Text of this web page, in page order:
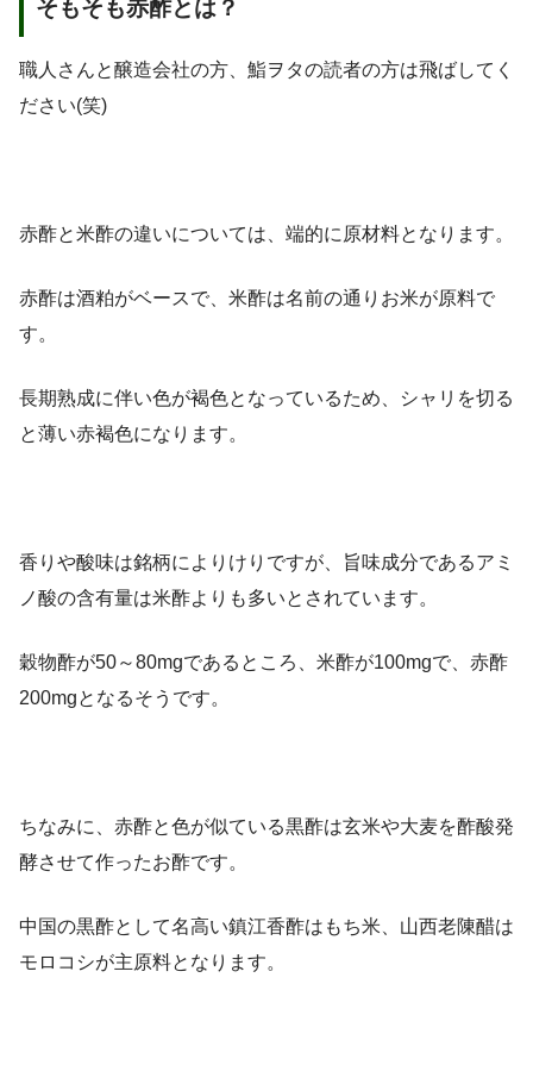
そもそも赤酢とは？
職人さんと醸造会社の方、鮨ヲタの読者の方は飛ばしてく
ださい(笑)
赤酢と米酢の違いについては、端的に原材料となります。
赤酢は酒粕がベースで、米酢は名前の通りお米が原料で
す。
長期熟成に伴い色が褐色となっているため、シャリを切る
と薄い赤褐色になります。
香りや酸味は銘柄によりけりですが、旨味成分であるアミ
ノ酸の含有量は米酢よりも多いとされています。
穀物酢が50～80mgであるところ、米酢が100mgで、赤酢
200mgとなるそうです。
ちなみに、赤酢と色が似ている黒酢は玄米や大麦を酢酸発
酵させて作ったお酢です。
中国の黒酢として名高い鎮江香酢はもち米、山西老陳醋は
モロコシが主原料となります。